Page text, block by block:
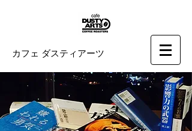
カフェ ダスティアーツ